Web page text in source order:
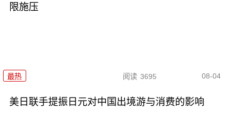
限施压
最热 阅读 3695 08-04
美日联手提振日元对中国出境游与消费的影响